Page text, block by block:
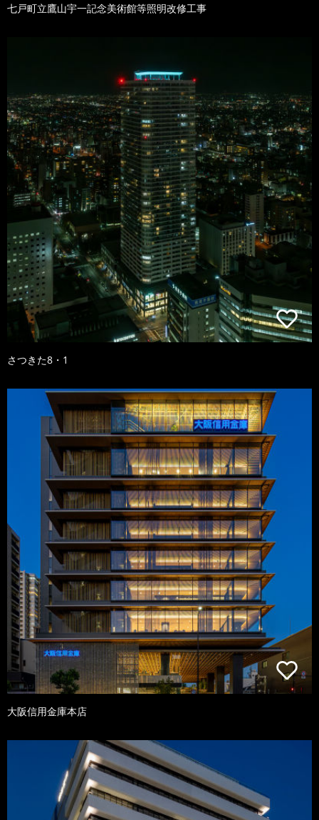
七戸町立鷹山宇一記念美術館等照明改修工事
さつきた8・1
大阪信用金庫本店